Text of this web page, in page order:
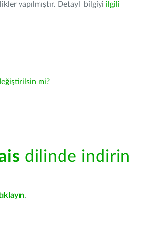
yapılmıştır. Detaylı bilgiyi ilgili
mi?
dilinde indirin
.